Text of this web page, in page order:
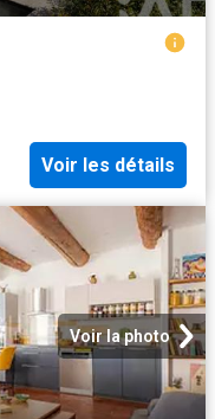
Voir les détails
Voir la photo